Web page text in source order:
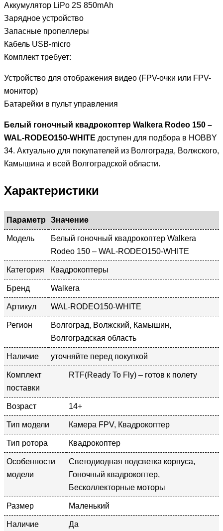
Аккумулятор LiPo 2S 850mAh
Зарядное устройство
Запасные пропеллеры
Кабель USB-micro
Комплект требует:
Устройство для отображения видео (FPV-очки или FPV-
монитор)
Батарейки в пульт управления
Белый гоночный квадрокоптер Walkera Rodeo 150 –
WAL-RODEO150-WHITE доступен для подбора в HOBBY
34. Актуально для покупателей из Волгограда, Волжского,
Камышина и всей Волгоградской области.
Характеристики
Параметр Значение
Модель
Белый гоночный квадрокоптер Walkera
Rodeo 150 – WAL-RODEO150-WHITE
Категория Квадрокоптеры
Бренд Walkera
Артикул WAL-RODEO150-WHITE
Регион
Волгоград, Волжский, Камышин,
Волгоградская область
Наличие уточняйте перед покупкой
Комплект
поставки
RTF(Ready To Fly) – готов к полету
Возраст 14+
Тип модели Камера FPV, Квадрокоптер
Тип ротора Квадрокоптер
Особенности
модели
Светодиодная подсветка корпуса,
Гоночный квадрокоптер,
Бесколлекторные моторы
Размер Маленький
Наличие
Да